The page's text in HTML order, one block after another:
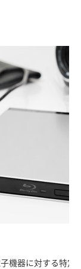
機器に対する特